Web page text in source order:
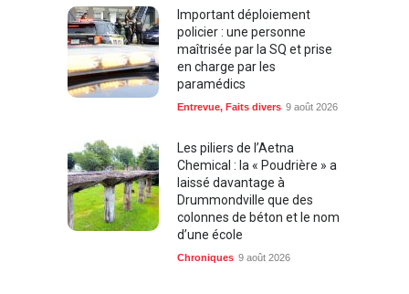
Important déploiement
policier : une personne
maîtrisée par la SQ et prise
en charge par les
paramédics
Entrevue Faits divers 9 août 2026
Les piliers de l’Aetna
Chemical : la « Poudrière » a
laissé davantage à
Drummondville que des
colonnes de béton et le nom
d’une école
Chroniques 9 août 2026